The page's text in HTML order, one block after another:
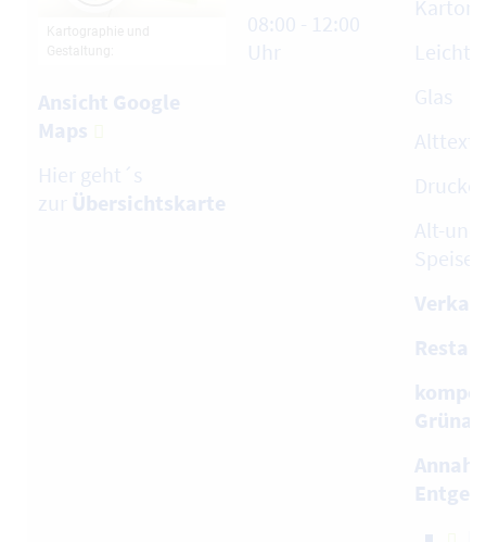
Ansicht Google
Maps
Hier geht´s
zur Übersichtskarte
08:00 - 12:00
Uhr
Glas
Alt-